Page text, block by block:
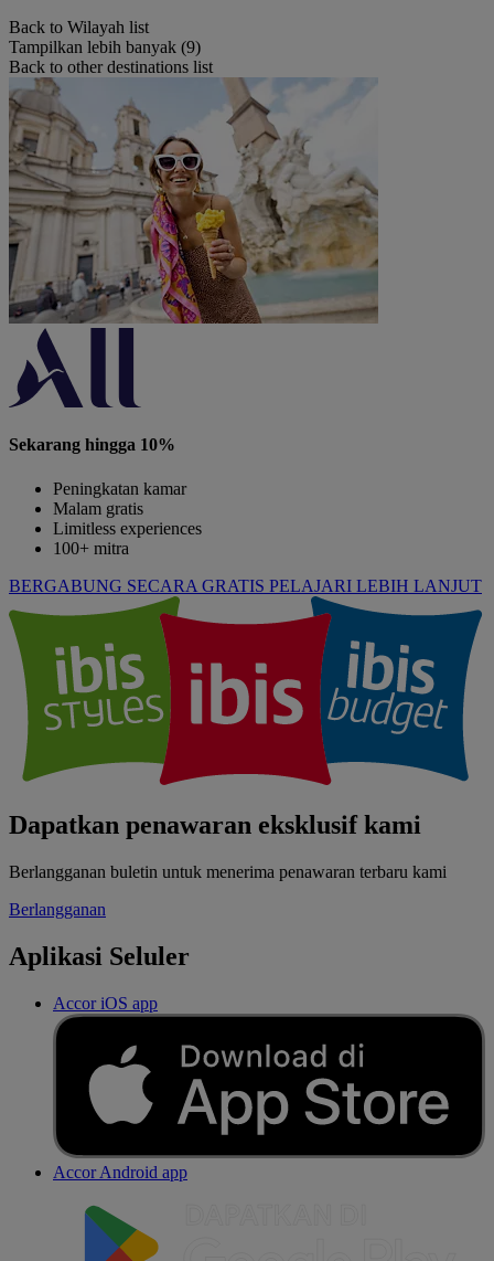
Back to Wilayah list
Tampilkan lebih banyak (9)
Back to other destinations list
Sekarang hingga 10%
Peningkatan kamar
Malam gratis
Limitless experiences
100+ mitra
BERGABUNG SECARA GRATIS PELAJARI LEBIH LANJUT
Dapatkan penawaran eksklusif kami
Berlangganan buletin untuk menerima penawaran terbaru kami
Berlangganan
Aplikasi Seluler
Accor iOS app
Accor Android app